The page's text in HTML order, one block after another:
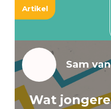
Artikel
Sam
Wat